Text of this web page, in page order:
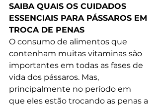
SAIBA QUAIS OS CUIDADOS
ESSENCIAIS PARA PÁSSAROS EM
TROCA DE PENAS
O consumo de alimentos que
contenham muitas vitaminas são
importantes em todas as fases de
vida dos pássaros. Mas,
principalmente no período em
que eles estão trocando as penas a